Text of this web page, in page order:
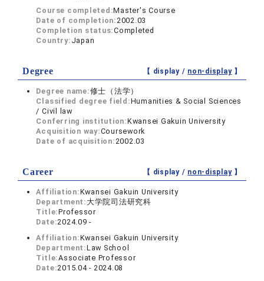
Course completed:Master's Course
Date of completion:2002.03
Completion status:Completed
Country: Japan
Degree 【 display / non-display】
Degree name:修士（法学）
Classified degree field:Humanities & Social Sciences
/ Civil law
Conferring institution:Kwansei Gakuin University
Acquisition way:Coursework
Date of acquisition:2002.03
Career 【 display / non-display】
Affiliation:Kwansei Gakuin University
Department: 大学院司法研究科
Title:Professor
Date:2024.09 -
Affiliation:Kwansei Gakuin University
Department:Law School
Title:Associate Professor
Date:2015.04 - 2024.08